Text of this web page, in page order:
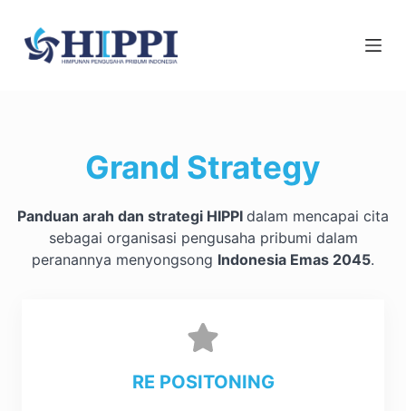
content
Grand Strategy
Panduan arah dan strategi HIPPI dalam mencapai cita
sebagai organisasi pengusaha pribumi dalam
peranannya menyongsong Indonesia Emas 2045.
RE POSITONING